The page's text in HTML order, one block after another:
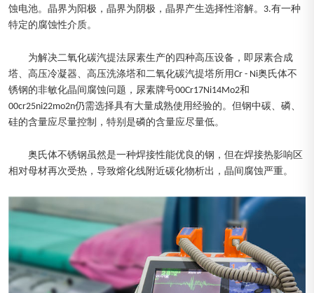
蚀电池。晶界为阳极，晶界为阴极，晶界产生选择性溶解。3.有一种
特定的腐蚀性介质。
为解决二氧化碳汽提法尿素生产的四种高压设备，即尿素合成
塔、高压冷凝器、高压洗涤塔和二氧化碳汽提塔所用Cr - Ni奥氏体不
锈钢的非敏化晶间腐蚀问题，尿素牌号00Cr17Ni14Mo2和
00cr25ni22mo2n仍需选择具有大量成熟使用经验的。但钢中碳、磷、
硅的含量应尽量控制，特别是磷的含量应尽量低。
奥氏体不锈钢虽然是一种焊接性能优良的钢，但在焊接热影响区
相对母材再次受热，导致熔化线附近碳化物析出，晶间腐蚀严重。